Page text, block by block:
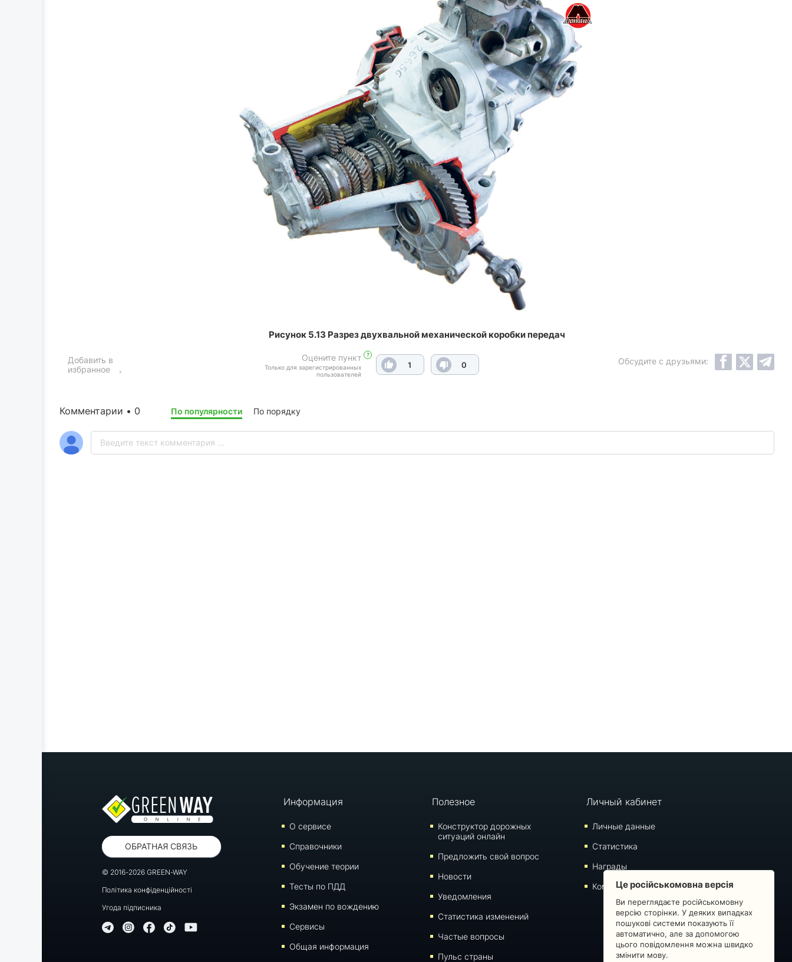
Рисунок 5.13 Разрез двухвальной механической коробки передач
Оцените пункт ?
Только для зарегистрированных
пользователей
1 0
Добавить в
избранное
Обсудите с друзьями:
Комментарии • 0 По популярности По порядку
ОБРАТНАЯ СВЯЗЬ
© 2016-2026 GREEN-WAY
Політика конфіденційності
Угода підписника
Информация
О сервисе
Справочники
Обучение теории
Тесты по ПДД
Экзамен по вождению
Сервисы
Общая информация
Полезное
Конструктор дорожных
ситуаций онлайн
Предложить свой вопрос
Новости
Уведомления
Статистика изменений
Частые вопросы
Пульс страны
Личный кабинет
Личные данные
Статистика
Награды
Комментарии
Це російськомовна версія
Ви переглядаєте російськомовну
версію сторінки. У деяких випадках
пошукові системи показують її
автоматично, але за допомогою
цього повідомлення можна швидко
змінити мову.